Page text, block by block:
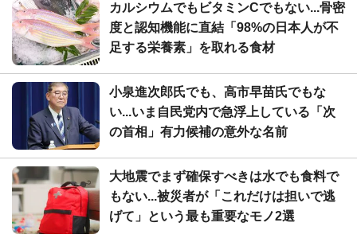
カルシウムでもビタミンCでもない...骨密
度と認知機能に直結「98%の日本人が不
足する栄養素」を取れる食材
小泉進次郎氏でも、高市早苗氏でもな
い...いま自民党内で急浮上している「次
の首相」有力候補の意外な名前
大地震でまず確保すべきは水でも食料で
もない...被災者が「これだけは担いで逃
げて」という最も重要なモノ2選